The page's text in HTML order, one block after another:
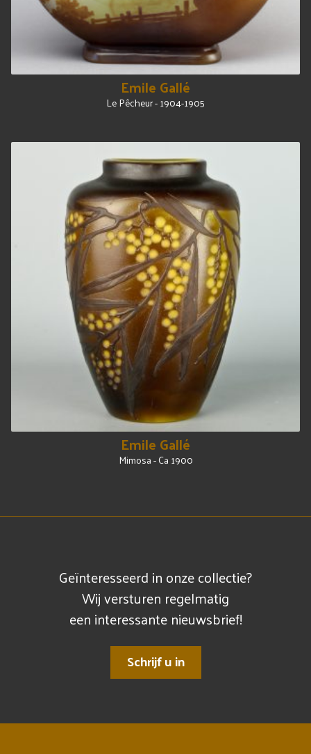
Emile Gallé
Le Pêcheur - 1904-1905
Emile Gallé
Mimosa - Ca 1900
Geïnteresseerd in onze collectie?
Wij versturen regelmatig
een interessante nieuwsbrief!
Schrijf u in